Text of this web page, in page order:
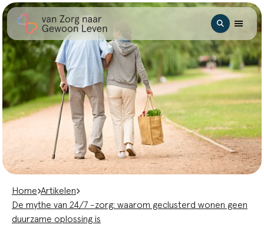
Ga naar hoofdinhoud
Zoeken
Home Artikelen
De mythe van 24/7 -zorg: waarom geclusterd wonen geen
duurzame oplossing is